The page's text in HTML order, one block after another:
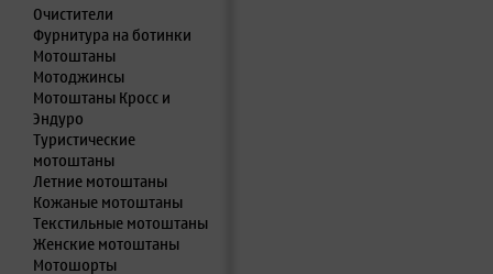
Очистители
Фурнитура на ботинки
Мотоштаны
Мотоджинсы
Мотоштаны Кросс и
Эндуро
Туристические
мотоштаны
Летние мотоштаны
Кожаные мотоштаны
Текстильные мотоштаны
Женские мотоштаны
Мотошорты